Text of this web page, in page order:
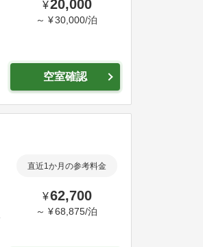
¥20,000
～ ¥30,000/泊
空室確認
直近1か月の参考料金
¥62,700
～ ¥68,875/泊